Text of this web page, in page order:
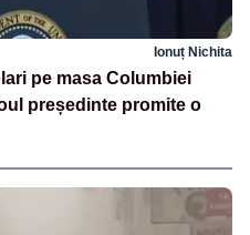
Ionuț Nichita
pe masa Columbiei
președinte promite o